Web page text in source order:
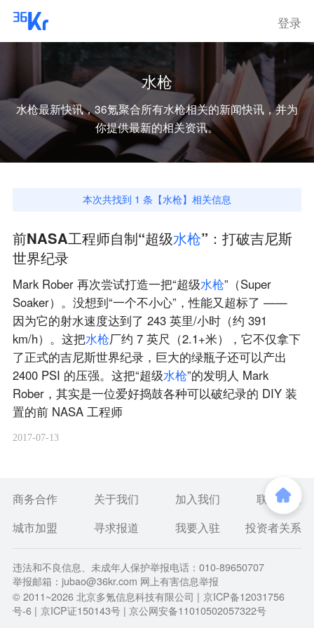
登录
水枪
水枪最新快讯，36氪聚合所有水枪相关的新闻快讯，并为
你提供最新的相关资讯。
本次共找到 1 条【水枪】相关信息
前NASA工程师自制“超级水枪”：打破吉尼斯
世界纪录
Mark Rober 再次尝试打造一把“超级水枪”（Super
Soaker）。没想到“一个不小心”，性能又超标了 ——
因为它的射水速度达到了 243 英里/小时（约 391
km/h）。这把水枪厂约 7 英尺（2.1+米），它不仅拿下
了正式的吉尼斯世界纪录，巨大的绿瓶子还可以产出
2400 PSI 的压强。这把“超级水枪”的发明人 Mark
Rober，其实是一位爱好捣鼓各种可以破纪录的 DIY 装
置的前 NASA 工程师
2017-07-13
商务合作 关于我们 加入我们
联系我们
城市加盟
寻求报道 我要入驻 投资者关系
违法和不良信息、未成年人保护举报电话：010-89650707
举报邮箱：jubao@36kr.com 网上有害信息举报
© 2011~2026北京多氪信息科技有限公司 | 京ICP备12031756
号-6 | 京ICP证150143号 | 京公网安备11010502057322号